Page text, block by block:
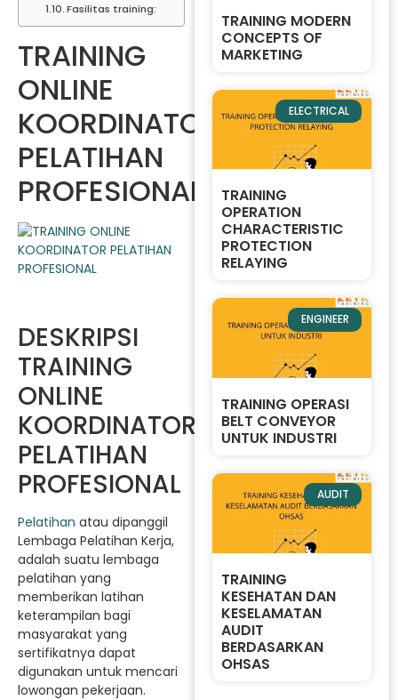
Fasilitas training:
TRAINING
ONLINE
KOORDINATOR
PELATIHAN
PROFESIONAL
DESKRIPSI
TRAINING
ONLINE
KOORDINATOR
PELATIHAN
PROFESIONAL
Pelatihan atau dipanggil
Lembaga Pelatihan Kerja,
adalah suatu lembaga
pelatihan yang
memberikan latihan
keterampilan bagi
masyarakat yang
sertifikatnya dapat
digunakan untuk mencari
lowongan pekerjaan.
TRAINING MODERN
CONCEPTS OF
MARKETING
ELECTRICAL
TRAINING
OPERATION
CHARACTERISTIC
PROTECTION
RELAYING
ENGINEER
TRAINING OPERASI
BELT CONVEYOR
UNTUK INDUSTRI
AUDIT
TRAINING
KESEHATAN DAN
KESELAMATAN
AUDIT
BERDASARKAN
OHSAS